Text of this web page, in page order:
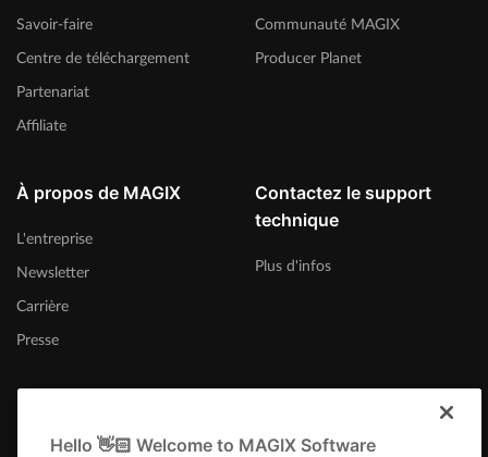
Savoir-faire
Centre de téléchargement
Partenariat
Affiliate
Communauté MAGIX
Producer Planet
À propos de MAGIX
L'entreprise
Newsletter
Carrière
Presse
Contactez le support
technique
Plus d'infos
Hello 👋🏻 Welcome to MAGIX Software